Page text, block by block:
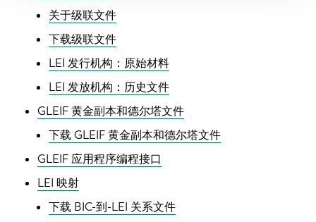
关于级联文件
下载级联文件
LEI 发行机构：原始材料
LEI 发放机构：历史文件
GLEIF 黄金副本和德尔塔文件
下载 GLEIF 黄金副本和德尔塔文件
GLEIF 应用程序编程接口
LEI 映射
下载 BIC-到-LEI 关系文件